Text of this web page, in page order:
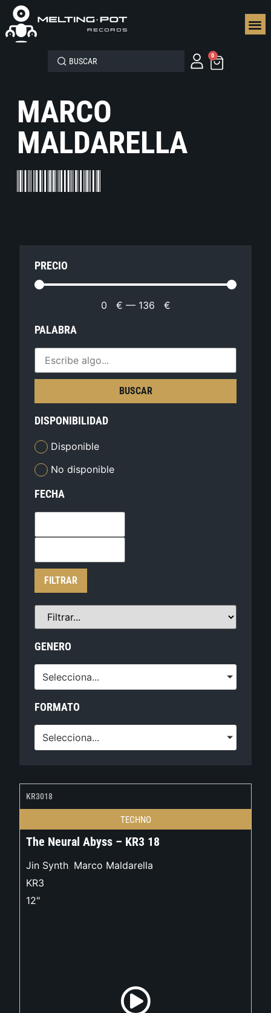
0
MARCO
MALDARELLA
PRECIO
0 € — 136 €
PALABRA
BUSCAR
DISPONIBILIDAD
Disponible
No disponible
FECHA
FILTRAR
GENERO
Selecciona...
FORMATO
Selecciona...
KR3018
TECHNO
The Neural Abyss – KR3 18
Jin Synth, Marco Maldarella
KR3
12"